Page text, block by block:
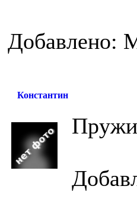
Добавлено:
Константин